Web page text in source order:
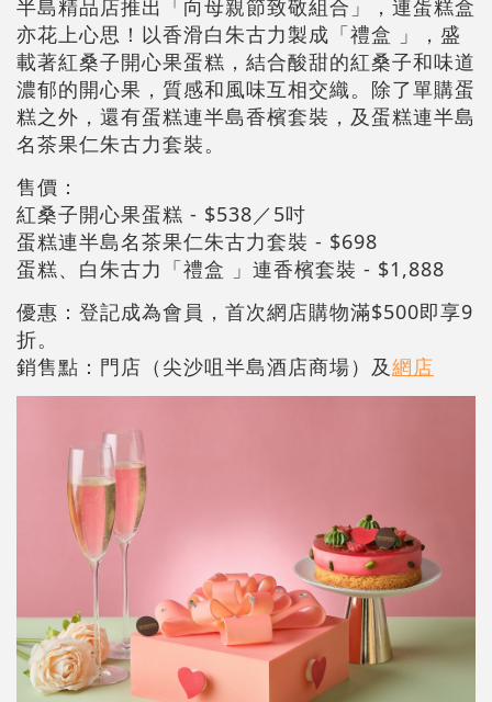
半島精品店推出「向母親節致敬組合」，連蛋糕盒
亦花上心思！以香滑白朱古力製成「禮盒 」，盛
載著紅桑子開心果蛋糕，結合酸甜的紅桑子和味道
濃郁的開心果，質感和風味互相交織。除了單購蛋
糕之外，還有蛋糕連半島香檳套裝，及蛋糕連半島
名茶果仁朱古力套裝。
售價：
紅桑子開心果蛋糕 - $538／5吋
蛋糕連半島名茶果仁朱古力套裝 - $698
蛋糕、白朱古力「禮盒 」連香檳套裝 - $1,888
優惠：登記成為會員，首次網店購物滿$500即享9
折。
銷售點：門店（尖沙咀半島酒店商場）及網店